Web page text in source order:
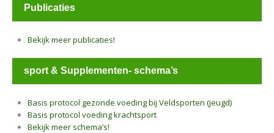
Publicaties
Bekijk meer publicaties!
sport & Supplementen- schema’s
Basis protocol gezonde voeding bij Veldsporten (jeugd)
Basis protocol voeding krachtsport
Bekijk meer schema’s!